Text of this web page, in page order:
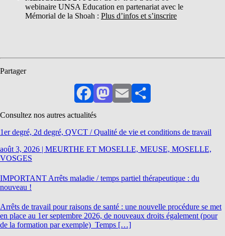
webinaire UNSA Education en partenariat avec le
Mémorial de la Shoah : Plus d’infos et s’inscrire
Partager
FacebookMastodon
EmailPartager
Consultez nos autres actualités
1er degré, 2d degré, QVCT / Qualité de vie et conditions de travail
août 3, 2026 | MEURTHE ET MOSELLE, MEUSE, MOSELLE,
VOSGES
IMPORTANT Arrêts maladie / temps partiel thérapeutique : du
nouveau !
Arrêts de travail pour raisons de santé : une nouvelle procédure se met
en place au 1er septembre 2026, de nouveaux droits également (pour
de la formation par exemple) Temps […]